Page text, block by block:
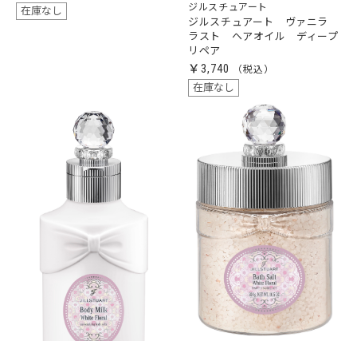
在庫なし ジルスチュアート
ジルスチュアート ヴァニラ
ラスト ヘアオイル ディープ
リペア
￥3,740
在庫なし